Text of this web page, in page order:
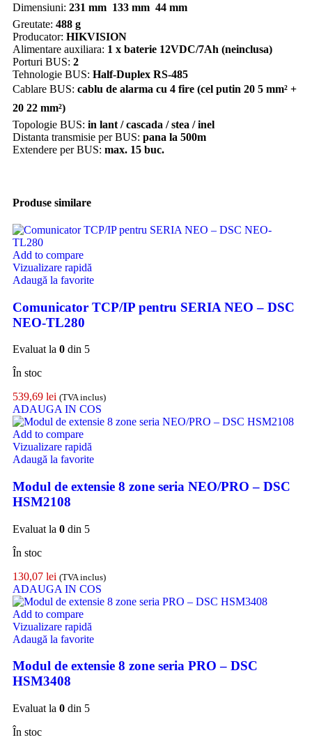
Dimensiuni: 231 mm  133 mm  44 mm
Greutate: 488 g
Producator: HIKVISION
Alimentare auxiliara: 1 x baterie 12VDC/7Ah (neinclusa)
Porturi BUS: 2
Tehnologie BUS: Half-Duplex RS-485
Cablare BUS: cablu de alarma cu 4 fire (cel putin 20 5 mm² +
20 22 mm²)
Topologie BUS: in lant / cascada / stea / inel
Distanta transmisie per BUS: pana la 500m
Extendere per BUS: max. 15 buc.
Produse similare
Add to compare
Vizualizare rapidă
Adaugă la favorite
Comunicator TCP/IP pentru SERIA NEO – DSC
NEO-TL280
Evaluat la 0 din 5
În stoc
539,69 lei (TVA inclus)
ADAUGA IN COS
Add to compare
Vizualizare rapidă
Adaugă la favorite
Modul de extensie 8 zone seria NEO/PRO – DSC
HSM2108
Evaluat la 0 din 5
În stoc
130,07 lei (TVA inclus)
ADAUGA IN COS
Add to compare
Vizualizare rapidă
Adaugă la favorite
Modul de extensie 8 zone seria PRO – DSC
HSM3408
Evaluat la 0 din 5
În stoc